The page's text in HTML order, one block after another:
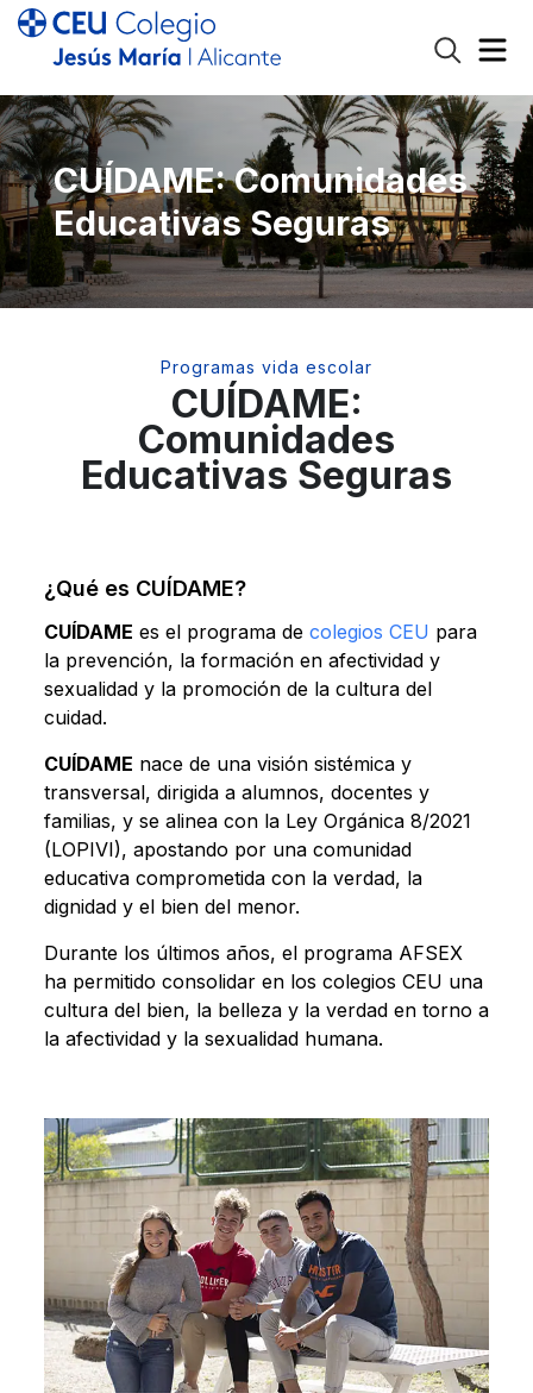
CUÍDAME: Comunidades
Educativas Seguras
Programas vida escolar
CUÍDAME:
Comunidades
Educativas Seguras
¿Qué es CUÍDAME?
CUÍDAME es el programa de colegios CEU para
la prevención, la formación en afectividad y
sexualidad y la promoción de la cultura del
cuidad.
CUÍDAME nace de una visión sistémica y
transversal, dirigida a alumnos, docentes y
familias, y se alinea con la Ley Orgánica 8/2021
(LOPIVI), apostando por una comunidad
educativa comprometida con la verdad, la
dignidad y el bien del menor.
Durante los últimos años, el programa AFSEX
ha permitido consolidar en los colegios CEU una
cultura del bien, la belleza y la verdad en torno a
la afectividad y la sexualidad humana.